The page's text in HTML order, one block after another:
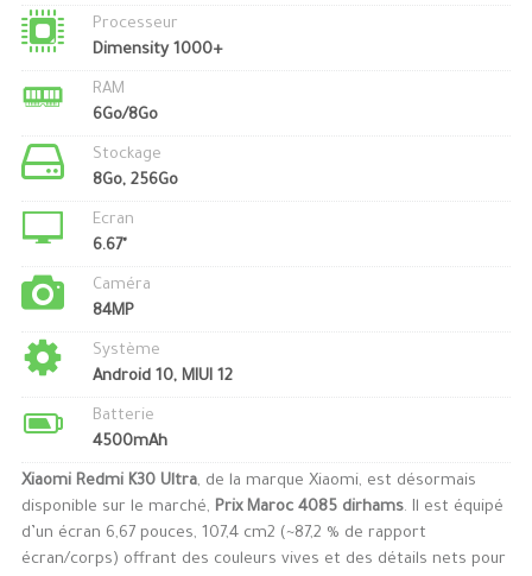
Processeur
Dimensity 1000+
RAM
6Go/8Go
Stockage
8Go, 256Go
Ecran
6.67"
Caméra
84MP
Système
Android 10, MIUI 12
Batterie
4500mAh
Xiaomi Redmi K30 Ultra, de la marque Xiaomi, est désormais
disponible sur le marché, Prix Maroc 4085 dirhams. Il est équipé
d’un écran 6,67 pouces, 107,4 cm2 (~87,2 % de rapport
écran/corps) offrant des couleurs vives et des détails nets pour